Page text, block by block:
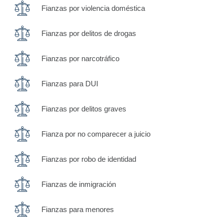
Fianzas por violencia doméstica
Fianzas por delitos de drogas
Fianzas por narcotráfico
Fianzas para DUI
Fianzas por delitos graves
Fianza por no comparecer a juicio
Fianzas por robo de identidad
Fianzas de inmigración
Fianzas para menores